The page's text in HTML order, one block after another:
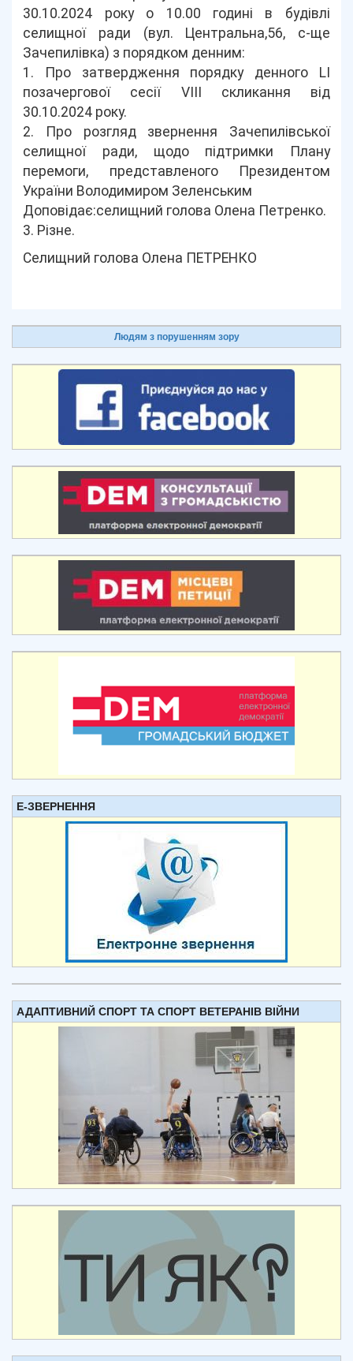
30.10.2024 року о 10.00 годині в будівлі
селищної ради (вул. Центральна,56, с-ще
Зачепилівка) з порядком денним:
1. Про затвердження порядку денного LІ
позачергової сесії VІIІ скликання від
30.10.2024 року.
2. Про розгляд звернення Зачепилівської
селищної ради, щодо підтримки Плану
перемоги, представленого Президентом
України Володимиром Зеленським
Доповідає:селищний голова Олена Петренко.
3. Різне.
Селищний голова Олена ПЕТРЕНКО
Людям з порушенням зору
Е-ЗВЕРНЕННЯ
АДАПТИВНИЙ СПОРТ ТА СПОРТ ВЕТЕРАНІВ ВІЙНИ